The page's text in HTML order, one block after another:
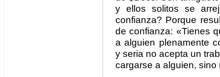
y ellos solitos se
confianza? Porque
de confianza: «Tienes
a alguien plenamente
y seria no acepta un
cargarse a alguien, sino